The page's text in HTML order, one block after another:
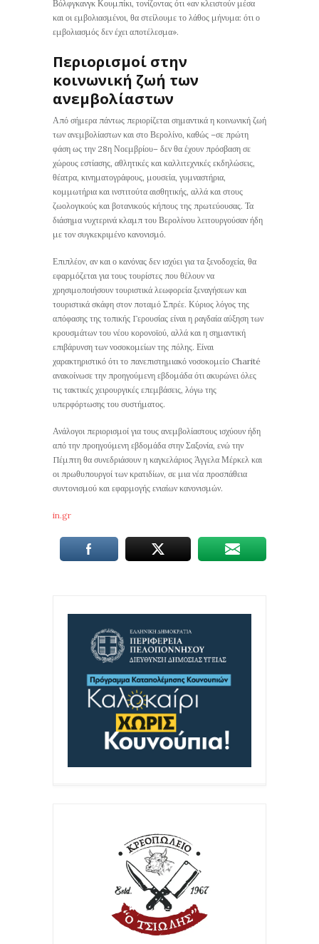
Βόλφγκανγκ Κουμπίκι, τονίζοντας ότι «αν κλειστούν μέσα
και οι εμβολιασμένοι, θα στείλουμε το λάθος μήνυμα: ότι ο
εμβολιασμός δεν έχει αποτέλεσμα».
Περιορισμοί στην
κοινωνική ζωή των
ανεμβολίαστων
Από σήμερα πάντως περιορίζεται σημαντικά η κοινωνική ζωή
των ανεμβολίαστων και στο Βερολίνο, καθώς –σε πρώτη
φάση ως την 28η Νοεμβρίου– δεν θα έχουν πρόσβαση σε
χώρους εστίασης, αθλητικές και καλλιτεχνικές εκδηλώσεις,
θέατρα, κινηματογράφους, μουσεία, γυμναστήρια,
κομμωτήρια και ινστιτούτα αισθητικής, αλλά και στους
ζωολογικούς και βοτανικούς κήπους της πρωτεύουσας. Τα
διάσημα νυχτερινά κλαμπ του Βερολίνου λειτουργούσαν ήδη
με τον συγκεκριμένο κανονισμό.
Επιπλέον, αν και ο κανόνας δεν ισχύει για τα ξενοδοχεία, θα
εφαρμόζεται για τους τουρίστες που θέλουν να
χρησιμοποιήσουν τουριστικά λεωφορεία ξεναγήσεων και
τουριστικά σκάφη στον ποταμό Σπρέε. Κύριος λόγος της
απόφασης της τοπικής Γερουσίας είναι η ραγδαία αύξηση των
κρουσμάτων του νέου κορονοϊού, αλλά και η σημαντική
επιβάρυνση των νοσοκομείων της πόλης. Είναι
χαρακτηριστικό ότι το πανεπιστημιακό νοσοκομείο Charité
ανακοίνωσε την προηγούμενη εβδομάδα ότι ακυρώνει όλες
τις τακτικές χειρουργικές επεμβάσεις, λόγω της
υπερφόρτωσης του συστήματος.
Ανάλογοι περιορισμοί για τους ανεμβολίαστους ισχύουν ήδη
από την προηγούμενη εβδομάδα στην Σαξονία, ενώ την
Πέμπτη θα συνεδριάσουν η καγκελάριος Άγγελα Μέρκελ και
οι πρωθυπουργοί των κρατιδίων, σε μια νέα προσπάθεια
συντονισμού και εφαρμογής ενιαίων κανονισμών.
in.gr